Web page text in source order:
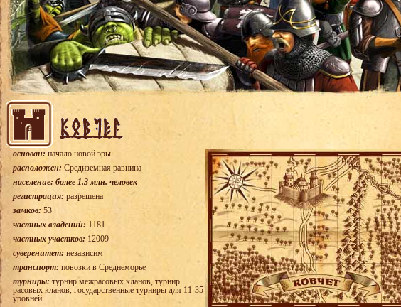
основан: начало новой эры
расположен: Средиземная равнина
население: более 1.3 млн. человек
регистрация: разрешена
замков: 53
частных владений: 1181
частных участков: 12009
суверенитет: независим
транспорт: повозки в Среднеморье
турниры: турнир межрасовых кланов, турнир
расовых кланов, государственные турниры для 11-35
уровней